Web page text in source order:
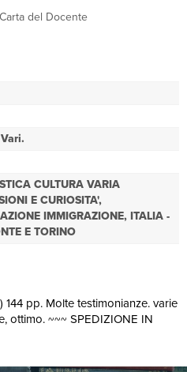
Carta del Docente
CULTURA VARIA
E CURIOSITA',
IMMIGRAZIONE, ITALIA -
E TORINO
pp. Molte testimonianze. varie
ottimo. ~~~ SPEDIZIONE IN